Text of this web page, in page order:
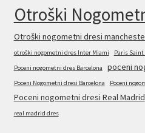
Otroški
Otroški nogometni dresi
otroški nogometni dres Inter Miami
Paris Saint
Poceni nogometni dres Barcelona
poceni
Poceni Nogometni dresi Barcelona Poceni
Poceni nogometni dresi Real Madrid
real madrid dres